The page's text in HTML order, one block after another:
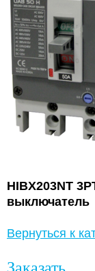
HIBX203NT
выключатель
Вернуться к